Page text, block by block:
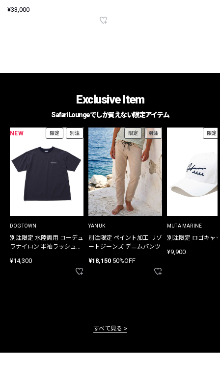
¥33,000
Exclusive Item
Safari Loungeでしか買えない限定アイテム
NEW 限定 別注
DOGTOWN
別注限定 水陸両用 コーデュ
ラナイロン 半袖ラッシュガ
¥14,300
限定 別注
YANUK
別注限定 ペイント加工 リゾ
ートジーンズ デニムパンツ
¥18,150 50%OFF
限定
MUTA MARINE
別注限定 ロゴキャ
¥9,900
すべて見る